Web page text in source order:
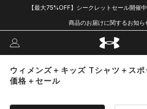
【最大75%OFF】シークレットセール開催
商品のお届けに関するお知ら
ウィメンズ＋キッズ Tシャツ＋ス
価格＋セール